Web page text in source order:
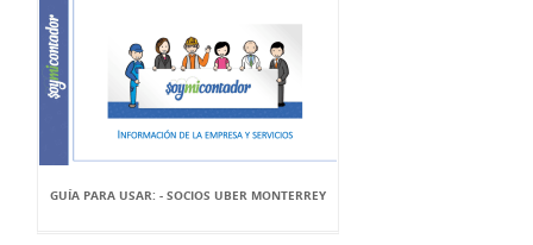
GUÍA PARA USAR: - SOCIOS UBER MONTERREY